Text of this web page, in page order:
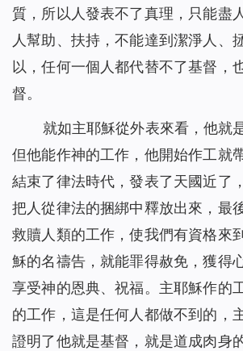
質，所以人發表不了真理，只能盡
人幫助、扶持，不能達到潔淨人、
以，任何一個人都代替不了基督，
督。
就如主耶穌從外表來看，他就
但他能作神的工作，他開始作工就
結束了律法時代，發表了天國近了
把人從律法的捆綁中釋放出來，最
救贖人類的工作，使我們有資格來
穌的名禱告，就能罪得赦免，獲得
享受神的恩典、祝福。主耶穌作的
的工作，這是任何人都做不到的，
證明了他就是基督，就是道成肉身